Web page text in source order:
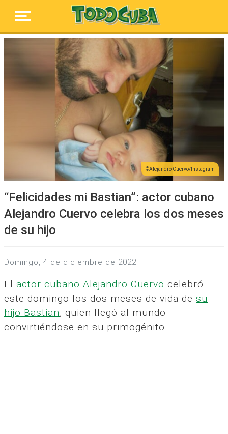
Alejandro Cuervo/Instagram
“Felicidades mi Bastian”: actor cubano
Alejandro Cuervo celebra los dos meses
de su hijo
domingo, 4 de diciembre de 2022
El actor cubano Alejandro Cuervo celebró
este domingo los dos meses de vida de su
hijo Bastian, quien llegó al mundo
convirtiéndose en su primogénito.